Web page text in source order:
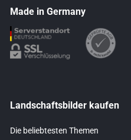
Made in Germany
Landschaftsbilder kaufen
Die beliebtesten Themen